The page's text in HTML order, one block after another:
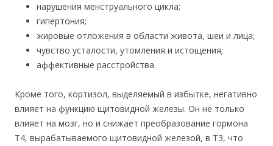
нарушения менструального цикла;
гипертония;
жировые отложения в области живота, шеи и лица;
чувство усталости, утомления и истощения;
аффективные расстройства.
Кроме того, кортизол, выделяемый в избытке, негативно
влияет на функцию щитовидной железы. Он не только
влияет на мозг, но и снижает преобразование гормона
Т4, вырабатываемого щитовидной железой, в Т3, что